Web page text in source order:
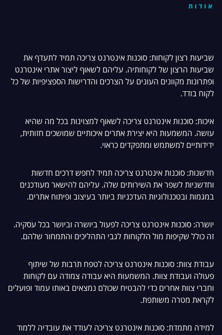
אודות
שביעות רצון לקוחות: סוכנות אינטרנט צריכה תמיד לתעדף את
שביעות הרצון של לקוחותיה. עליהם לשאוף ליצור אתרי אינטרנט
ופתרונות מקוונים העונים על הצרכים והדרישות הספציפיות של כל
לקוח בודד.
איכות: סוכנות אינטרנט צריכה לשאוף למצוינות בכל מה שהיא
עושה. המשמעות היא יצירת אתרים איכותיים שמושכים חזותית,
ידידותיים למשתמש ומתפקדים כראוי.
חדשנות: סוכנות אינטרנט צריכה תמיד לחפש דרכים חדשות
וחדשניות לשפר את השירותים שלה. עליהם להישאר מעודכנים
במגמות ובטכנולוגיות העדכניות ביותר בעיצוב ופיתוח אתרים.
יושרה: סוכנות אינטרנט צריכה לפעול ביושרה וביושר בכל עסקיה.
זה כולל שקיפות מול הלקוחות לגבי התהליכים והתמחור שלהם.
עבודת צוות: סוכנות אינטרנט צריכה לטפח תרבות של שיתוף
פעולה ועבודת צוות. המשמעות היא עבודה צמודה עם לקוחות
וחברי צוות אחרים כדי להבטיח שכולם נמצאים באותו עמוד ופועלים
לקראת מטרה משותפת.
למידה מתמדת: סוכנות אינטרנט צריכה לעודד את עובדיה ללמוד